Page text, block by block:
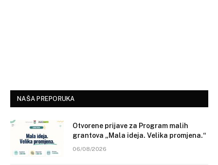
NAŠA PREPORUKA
Otvorene prijave za Program malih
grantova „Mala ideja. Velika promjena.“
06/08/2026